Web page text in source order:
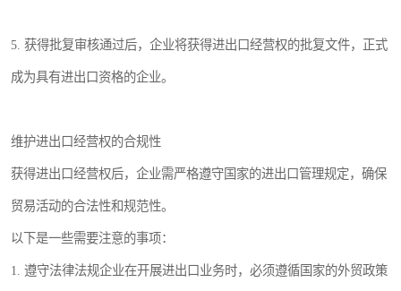
5. 获得批复审核通过后，企业将获得进出口经营权的批复文件，正式
成为具有进出口资格的企业。
维护进出口经营权的合规性
获得进出口经营权后，企业需严格遵守国家的进出口管理规定，确保
贸易活动的合法性和规范性。
以下是一些需要注意的事项：
1. 遵守法律法规企业在开展进出口业务时，必须遵循国家的外贸政策